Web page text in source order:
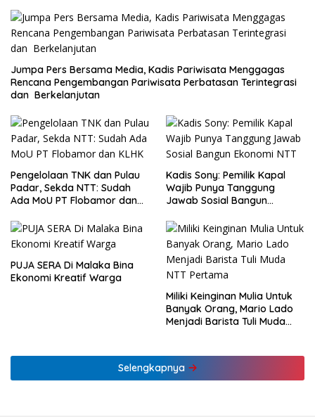
Jumpa Pers Bersama Media, Kadis Pariwisata Menggagas
Rencana Pengembangan Pariwisata Perbatasan Terintegrasi
dan Berkelanjutan
Pengelolaan TNK dan Pulau
Padar, Sekda NTT: Sudah
Ada MoU PT Flobamor dan
Kadis Sony: Pemilik Kapal
Wajib Punya Tanggung
Jawab Sosial Bangun
PUJA SERA Di Malaka Bina
Ekonomi Kreatif Warga
Miliki Keinginan Mulia Untuk
Banyak Orang, Mario Lado
Menjadi Barista Tuli Muda
Selengkapnya